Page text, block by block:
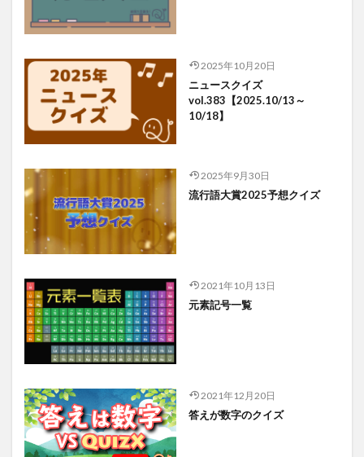
2025年10月20日
ニュースクイズ
vol.383【2025.10/13～
10/18】
2025年9月30日
流行語大賞2025予想クイズ
2021年10月13日
元素記号一覧
2021年12月20日
答えが数字のクイズ